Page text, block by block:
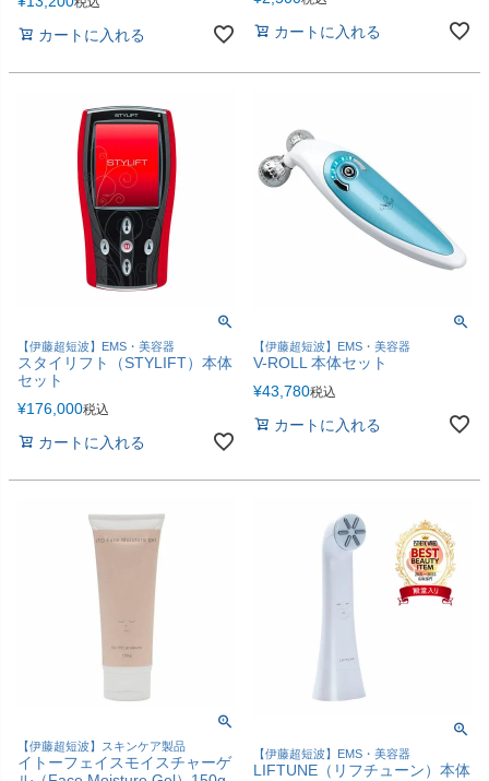
カートに入れる カートに入れる
【伊藤超短波】EMS・美容器
スタイリフト（STYLIFT）本体
セット
¥176,000税込
カートに入れる
【伊藤超短波】EMS・美容器
V-ROLL 本体セット
¥43,780税込
カートに入れる
【伊藤超短波】スキンケア製品
イトーフェイスモイスチャーゲ
【伊藤超短波】EMS・美容器
LIFTUNE（リフチューン）本体